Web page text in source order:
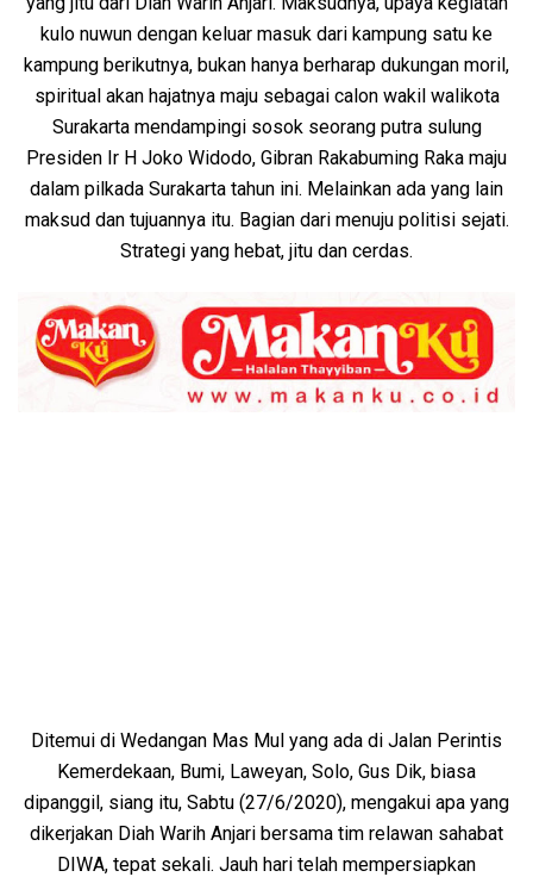
kulo nuwun dengan keluar masuk dari kampung satu ke
kampung berikutnya, bukan hanya berharap dukungan moril,
spiritual akan hajatnya maju sebagai calon wakil walikota
Surakarta mendampingi sosok seorang putra sulung
Presiden Ir H Joko Widodo, Gibran Rakabuming Raka maju
dalam pilkada Surakarta tahun ini. Melainkan ada yang lain
maksud dan tujuannya itu. Bagian dari menuju politisi sejati.
Strategi yang hebat, jitu dan cerdas.
Ditemui di Wedangan Mas Mul yang ada di Jalan Perintis
Kemerdekaan, Bumi, Laweyan, Solo, Gus Dik, biasa
dipanggil, siang itu, Sabtu (27/6/2020), mengakui apa yang
dikerjakan Diah Warih Anjari bersama tim relawan sahabat
DIWA, tepat sekali. Jauh hari telah mempersiapkan